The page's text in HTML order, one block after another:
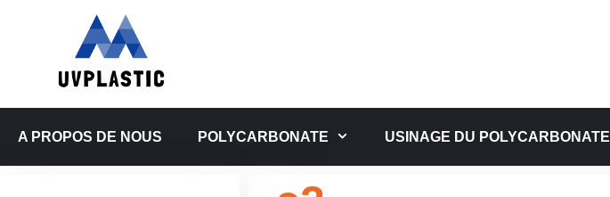
A PROPOS DE NOUS POLYCARBONATE USINAGE DU POLYCARBONATE